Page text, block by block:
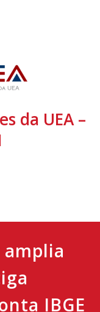
da UEA –
IBGE